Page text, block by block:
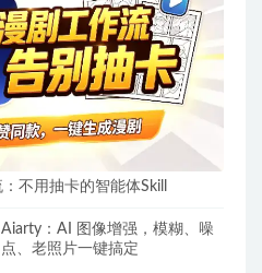
不用抽卡的智能体Skill
Aiarty：AI 图像增强，模糊、噪
点、老照片一键搞定